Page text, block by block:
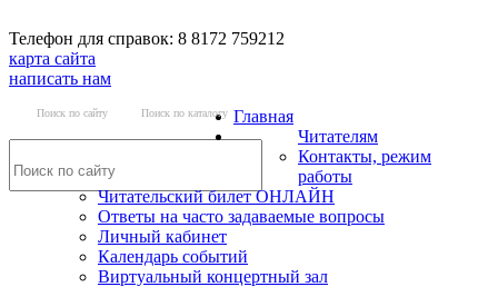
Телефон для справок: 8 8172 759212
карта сайта
написать нам
Поиск по сайту Поиск по каталогу Главная
Читателям
Контакты, режим
работы
Читательский билет ОНЛАЙН
Ответы на часто задаваемые вопросы
Личный кабинет
Календарь событий
Виртуальный концертный зал